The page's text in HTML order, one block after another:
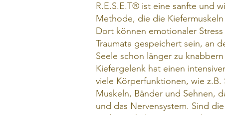
R.E.S.E.T® ist eine sanfte und
Methode, die die
Dort können emotionaler Stress
Traumata gespeichert sein, an
Seele schon länger zu
Kiefergelenk hat einen
viele Körperfunktionen, wie z.B.
Muskeln, Bänder und Sehnen,
und das Nervensystem. Sind die